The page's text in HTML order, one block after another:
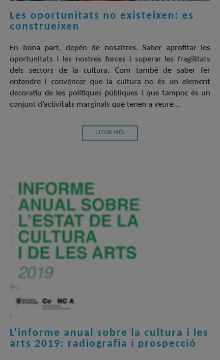
Les oportunitats no existeixen: es
construeixen
En bona part, depèn de nosaltres. Saber aprofitar les
oportunitats i les nostres forces i superar les fragilitats
dels sectors de la cultura. Com també de saber fer
entendre i convèncer que la cultura no és un element
decoratiu de les polítiques públiques i que tampoc és un
conjunt d’activitats marginals que tenen a veure…
LLEGIR MÉS
L'informe anual sobre la cultura i les
arts 2019: radiografia i prospecció